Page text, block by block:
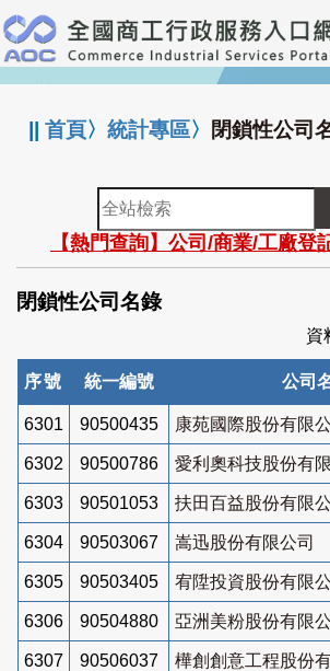
跳
到
主
要
:::
||首頁〉統計專區〉 閉鎖性公司
全
站
檢
索
【熱門查詢】公司/商業/工廠登
閉鎖性公司名錄
資
序號 統一編號 公司
6301 90500435 康苑國際股份有限
6302 90500786 愛利奧科技股份有
6303 90501053 扶田百益股份有限
6304 90503067 嵩迅股份有限公司
6305 90503405 宥陞投資股份有限
6306 90504880 亞洲美粉股份有限
6307 90506037 樺創創意工程股份